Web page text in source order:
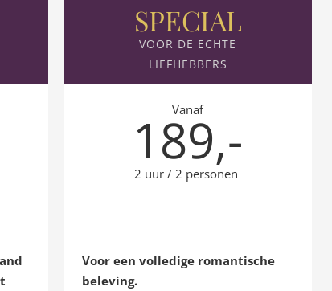
SPECIAL
VOOR DE ECHTE
LIEFHEBBERS
Vanaf
189,-
2 uur / 2 personen
Voor een volledige romantische
beleving.